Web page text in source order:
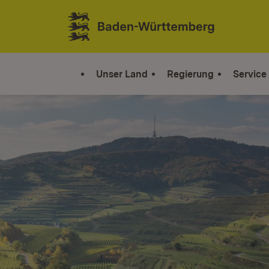
Zum Inhalt springen
Link zur Startseite
Unser Land Regierung Service